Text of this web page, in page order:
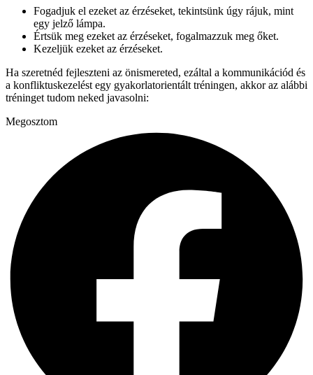
Fogadjuk el ezeket az érzéseket, tekintsünk úgy rájuk, mint
egy jelző lámpa.
Értsük meg ezeket az érzéseket, fogalmazzuk meg őket.
Kezeljük ezeket az érzéseket.
Ha szeretnéd fejleszteni az önismereted, ezáltal a kommunikációd és
a konfliktuskezelést egy gyakorlatorientált tréningen, akkor az alábbi
tréninget tudom neked javasolni:
Megosztom